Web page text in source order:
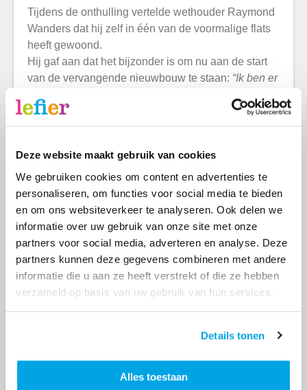
Deze website maakt gebruik van cookies
We gebruiken cookies om content en advertenties te
personaliseren, om functies voor social media te bieden
en om ons websiteverkeer te analyseren. Ook delen we
informatie over uw gebruik van onze site met onze
partners voor social media, adverteren en analyse. Deze
partners kunnen deze gegevens combineren met andere
informatie die u aan ze heeft verstrekt of die ze hebben
verzameld op basis van uw gebruik van hun services.
Details tonen
Alles toestaan
Tijdens de onthulling vertelde wethouder Raymond
Wanders dat hij zelf in één van de voormalige flats
heeft gewoond.
Hij gaf aan dat het bijzonder is om nu aan de start
van de vervangende nieuwbouw te staan: “Ik ben er
voor de nieuwe appartementen die hier komen. Dit
is een mooie stap vooruit voor Emmermeer en haar
De eerdere flats op deze plek waren technisch
verouderd en boden onvoldoende
toekomstperspectief. Daarom is in 2024 de sloop
van twee gebouwen uitgevoerd en worden de
komende jaren verdere stappen gezet in de
vernieuwing van Emmermeer. Lefier begrijpt dat dit
ingrijpend is voor bewoners, maar werkt stap voor
stap toe naar duurzame, comfortabele woningen die
De nieuwe appartementen worden EPV-